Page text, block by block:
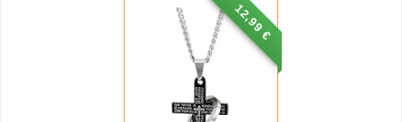
12,99 €